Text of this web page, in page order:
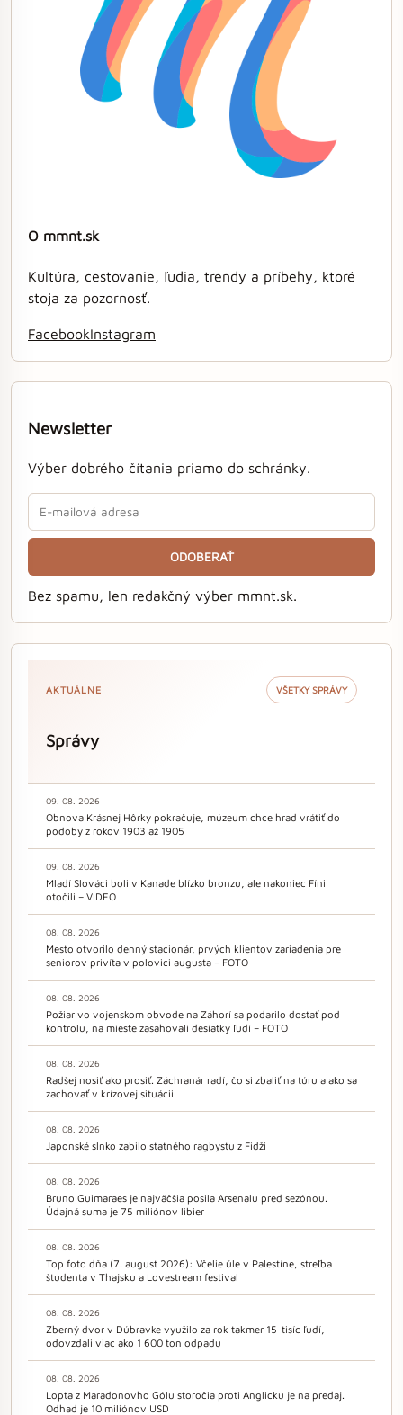
O mmnt.sk
Kultúra, cestovanie, ľudia, trendy a príbehy, ktoré
stoja za pozornosť.
FacebookInstagram
Newsletter
Výber dobrého čítania priamo do schránky.
ODOBERAŤ
Bez spamu, len redakčný výber mmnt.sk.
AKTUÁLNE VŠETKY SPRÁVY
Správy
09. 08. 2026
Obnova Krásnej Hôrky pokračuje, múzeum chce hrad vrátiť do
podoby z rokov 1903 až 1905
09. 08. 2026
Mladí Slováci boli v Kanade blízko bronzu, ale nakoniec Fíni
otočili – VIDEO
08. 08. 2026
Mesto otvorilo denný stacionár, prvých klientov zariadenia pre
seniorov privíta v polovici augusta – FOTO
08. 08. 2026
Požiar vo vojenskom obvode na Záhorí sa podarilo dostať pod
kontrolu, na mieste zasahovali desiatky ľudí – FOTO
08. 08. 2026
Radšej nosiť ako prosiť. Záchranár radí, čo si zbaliť na túru a ako sa
zachovať v krízovej situácii
08. 08. 2026
Japonské slnko zabilo statného ragbystu z Fidži
08. 08. 2026
Bruno Guimaraes je najväčšia posila Arsenalu pred sezónou.
Údajná suma je 75 miliónov libier
08. 08. 2026
Top foto dňa (7. august 2026): Včelie úle v Palestíne, streľba
študenta v Thajsku a Lovestream festival
08. 08. 2026
Zberný dvor v Dúbravke využilo za rok takmer 15-tisíc ľudí,
odovzdali viac ako 1 600 ton odpadu
08. 08. 2026
Lopta z Maradonovho Gólu storočia proti Anglicku je na predaj.
Odhad je 10 miliónov USD